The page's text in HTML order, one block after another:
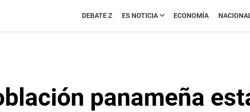
DEBATE Z ES NOTICIA ECONOMÍA
panameña